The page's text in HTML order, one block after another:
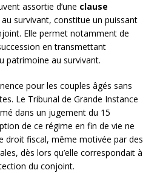
assortie d’une clause
au survivant, constitue un puissant
Elle permet notamment de
en transmettant
patrimoine au survivant.
pour les couples âgés sans
Le Tribunal de Grande Instance
dans un jugement du 15
de ce régime en fin de vie ne
droit fiscal, même motivée par des
dès lors qu’elle correspondait à
du conjoint.